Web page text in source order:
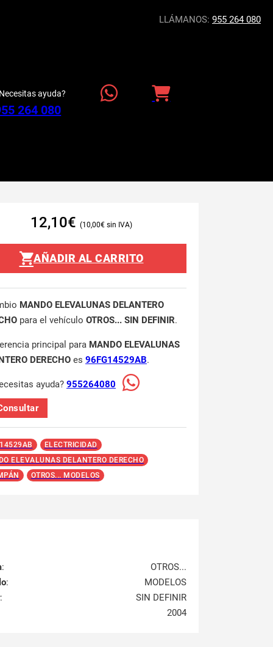
LLÁMANOS: 955 264 080
ayuda?
264 080
12,10€ 10,00€
AÑADIR AL CARRITO
MANDO ELEVALUNAS DELANTERO
para el vehículo OTROS... SIN DEFINIR.
principal para MANDO ELEVALUNAS
DERECHO es 96FG14529AB.
ayuda? 955264080
ELECTRICIDAD
ELEVALUNAS DELANTERO DERECHO
OTROS... MODELOS
:
OTROS...
:
MODELOS
:
SIN DEFINIR
2004